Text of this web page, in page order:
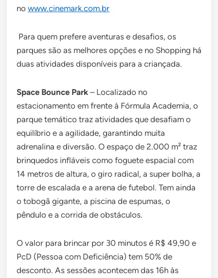
no www.cinemark.com.br
Para quem prefere aventuras e desafios, os
parques são as melhores opções e no Shopping há
duas atividades disponíveis para a criançada.
Space Bounce Park – Localizado no
estacionamento em frente à Fórmula Academia, o
parque temático traz atividades que desafiam o
equilíbrio e a agilidade, garantindo muita
adrenalina e diversão. O espaço de 2.000 m² traz
brinquedos infláveis como foguete espacial com
14 metros de altura, o giro radical, a super bolha, a
torre de escalada e a arena de futebol. Tem ainda
o tobogã gigante, a piscina de espumas, o
pêndulo e a corrida de obstáculos.
O valor para brincar por 30 minutos é R$ 49,90 e
PcD (Pessoa com Deficiência) tem 50% de
desconto. As sessões acontecem das 16h às